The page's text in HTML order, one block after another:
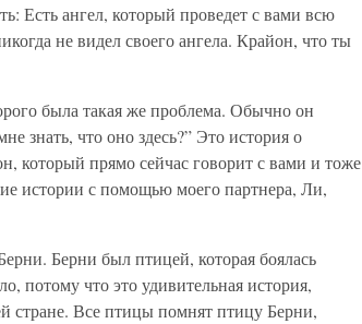
Есть ангел, который проведет с вами всю
не видел своего ангела. Крайон, что ты
была такая же проблема. Обычно он
знать, что оно здесь?” Это история о
который прямо сейчас говорит с вами и тоже
истории с помощью моего партнера, Ли,
Берни был птицей, которая боялась
потому что это удивительная история,
стране. Все птицы помнят птицу Берни,